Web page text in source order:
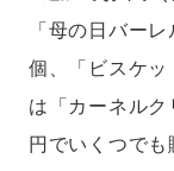
「母の日バー
個、「ビスケッ
は「カーネル
円でいくつでも